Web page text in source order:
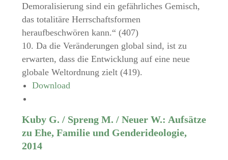
Demoralisierung sind ein gefährliches Gemisch,
das totalitäre Herrschaftsformen
heraufbeschwören kann.“ (407)
10. Da die Veränderungen global sind, ist zu
erwarten, dass die Entwicklung auf eine neue
globale Weltordnung zielt (419).
Download
Kuby G. / Spreng M. / Neuer W.: Aufsätze
zu Ehe, Familie und Genderideologie,
2014